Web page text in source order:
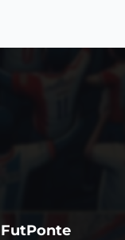
FutPonte